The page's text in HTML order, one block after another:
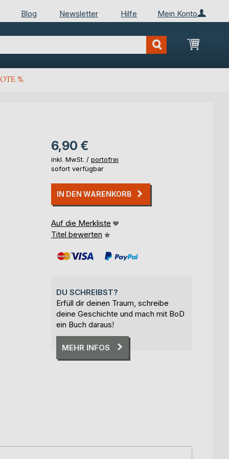
Mein Konto
Blog Newsletter Hilfe
Mein
%
6,90 €
inkl. MwSt. / portofrei
sofort verfügbar
IN DEN WARENKORB
Auf die Merkliste
Titel bewerten
DU SCHREIBST?
Erfüll dir deinen Traum, schreibe
deine Geschichte und mach mit BoD
ein Buch daraus!
MEHR INFOS